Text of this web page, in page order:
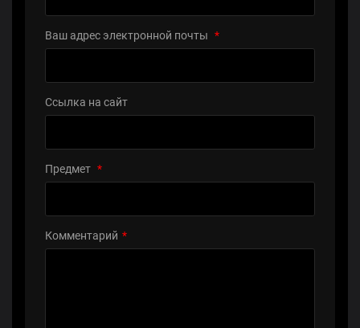
Ваш адрес электронной почты *
Ссылка на сайт
Предмет *
Комментарий *